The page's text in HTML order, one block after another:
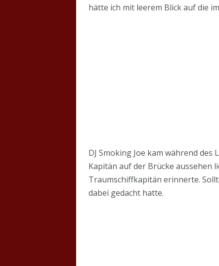
hätte ich mit leerem Blick auf die
DJ Smoking Joe kam während
Kapitän auf der Brücke aussehen
Traumschiffkapitän erinnerte.
dabei gedacht hatte.